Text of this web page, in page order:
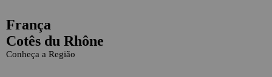
França
Cotês du Rhône
Conheça a Região